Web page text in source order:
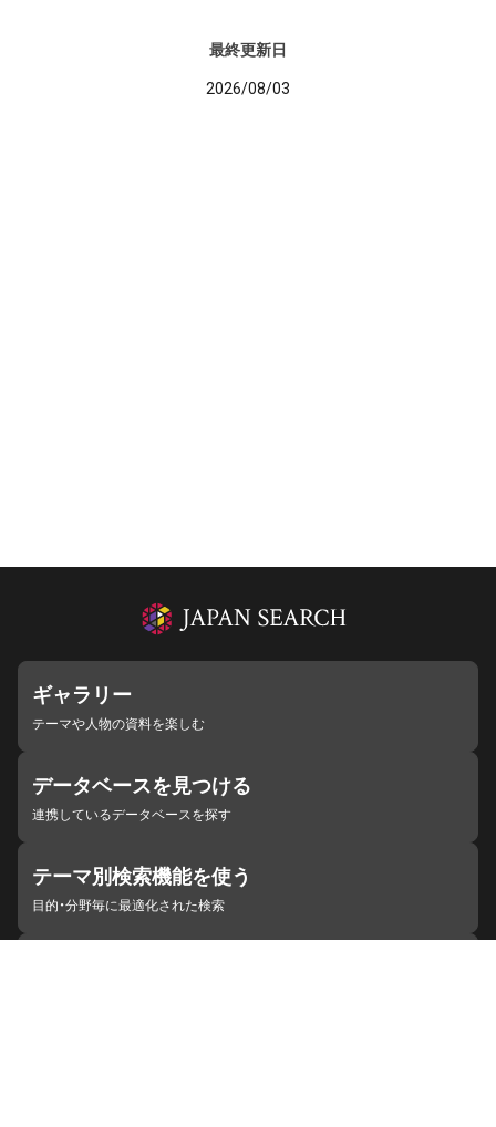
最終更新日
2026/08/03
ギャラリー
テーマや人物の資料を楽しむ
データベースを見つける
連携しているデータベースを探す
テーマ別検索機能を使う
目的・分野毎に最適化された検索